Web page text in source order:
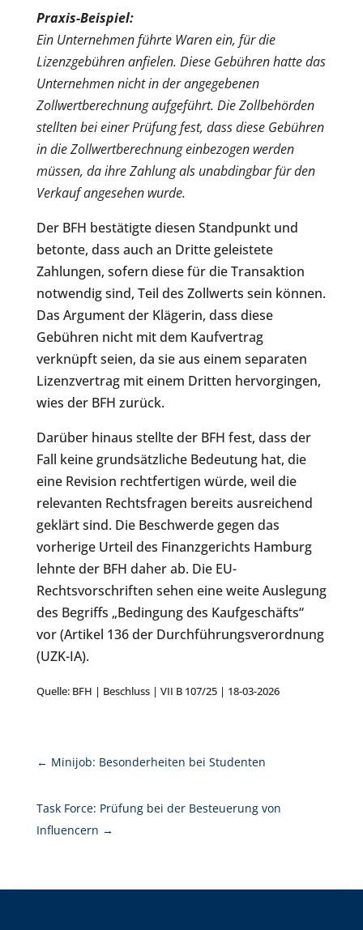
Praxis-Beispiel:
Ein Unternehmen führte Waren ein, für die
Lizenzgebühren anfielen. Diese Gebühren hatte das
Unternehmen nicht in der angegebenen
Zollwertberechnung aufgeführt. Die Zollbehörden
stellten bei einer Prüfung fest, dass diese Gebühren
in die Zollwertberechnung einbezogen werden
müssen, da ihre Zahlung als unabdingbar für den
Verkauf angesehen wurde.
Der BFH bestätigte diesen Standpunkt und
betonte, dass auch an Dritte geleistete
Zahlungen, sofern diese für die Transaktion
notwendig sind, Teil des Zollwerts sein können.
Das Argument der Klägerin, dass diese
Gebühren nicht mit dem Kaufvertrag
verknüpft seien, da sie aus einem separaten
Lizenzvertrag mit einem Dritten hervorgingen,
wies der BFH zurück.
Darüber hinaus stellte der BFH fest, dass der
Fall keine grundsätzliche Bedeutung hat, die
eine Revision rechtfertigen würde, weil die
relevanten Rechtsfragen bereits ausreichend
geklärt sind. Die Beschwerde gegen das
vorherige Urteil des Finanzgerichts Hamburg
lehnte der BFH daher ab. Die EU-
Rechtsvorschriften sehen eine weite Auslegung
des Begriffs „Bedingung des Kaufgeschäfts“
vor (Artikel 136 der Durchführungsverordnung
(UZK-IA).
Quelle: BFH | Beschluss | VII B 107/25 | 18-03-2026
← Minijob: Besonderheiten bei Studenten
Task Force: Prüfung bei der Besteuerung von
Influencern →